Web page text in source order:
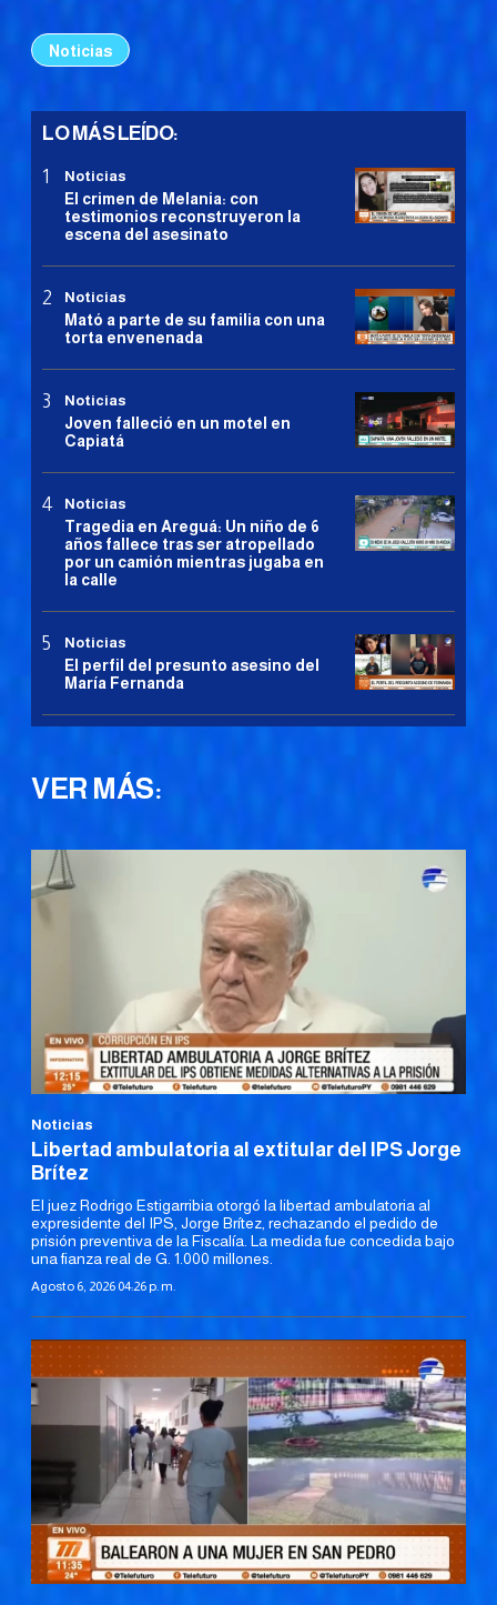
Noticias
LO MÁS LEÍDO:
Noticias
El crimen de Melania: con
testimonios reconstruyeron la
escena del asesinato
Noticias
Mató a parte de su familia con una
torta envenenada
Noticias
Joven falleció en un motel en
Capiatá
Noticias
Tragedia en Areguá: Un niño de 6
años fallece tras ser atropellado
por un camión mientras jugaba en
la calle
Noticias
El perfil del presunto asesino del
María Fernanda
VER MÁS:
Noticias
Libertad ambulatoria al extitular del IPS Jorge
Brítez
El juez Rodrigo Estigarribia otorgó la libertad ambulatoria al
expresidente del IPS, Jorge Brítez, rechazando el pedido de
prisión preventiva de la Fiscalía. La medida fue concedida bajo
una fianza real de G. 1.000 millones.
Agosto 6, 2026 04:26 p. m.